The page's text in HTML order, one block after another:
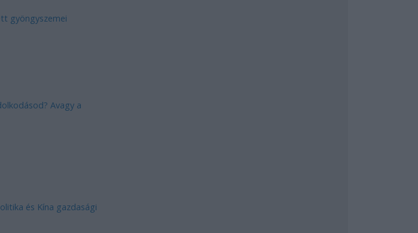
gyöngyszemei
Avagy a
és Kína gazdasági